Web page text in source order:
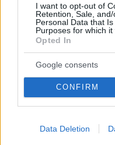
I want to opt-out of
Retention, Sale,
Personal Data that
Purposes for which it
Opted In
Google consents
CONFIRM
Data Deletion
«Δημήτρη, morto!»:
του Αιγίου ο φίλος του
πρώτος στο σπίτι
11.06.2026, 18:57